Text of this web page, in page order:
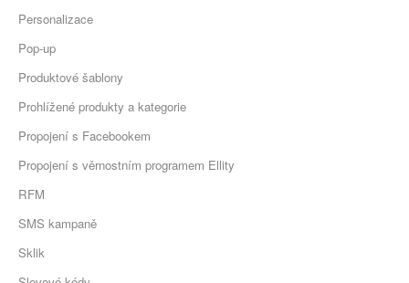
Personalizace
Pop-up
Produktové šablony
Prohlížené produkty a kategorie
Propojení s Facebookem
Propojení s věrnostním programem Ellity
RFM
SMS kampaně
Sklik